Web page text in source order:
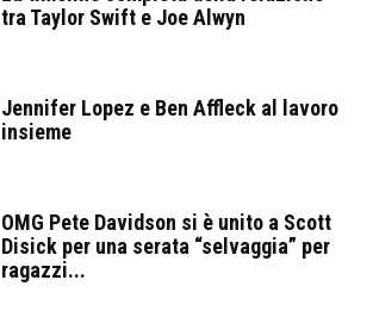
tra Taylor Swift e Joe Alwyn
Jennifer Lopez e Ben Affleck al lavoro
insieme
OMG Pete Davidson si è unito a Scott
Disick per una serata “selvaggia” per
ragazzi...